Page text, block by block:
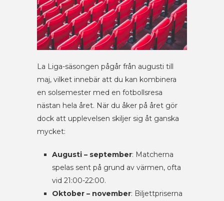
La Liga-säsongen pågår från augusti till
maj, vilket innebär att du kan kombinera
en solsemester med en fotbollsresa
nästan hela året. När du åker på året gör
dock att upplevelsen skiljer sig åt ganska
mycket:
Augusti – september: Matcherna
spelas sent på grund av värmen, ofta
vid 21:00-22:00.
Oktober – november: Biljettpriserna